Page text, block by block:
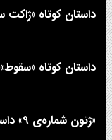
داستان کوتاه
داستان کوتاه
«ژتون شماره‌ی ۹» داستانی از هرمز دولتی‌جلیلیان